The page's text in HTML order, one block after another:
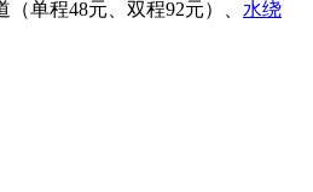
（单程48元、双程92元）、 水绕